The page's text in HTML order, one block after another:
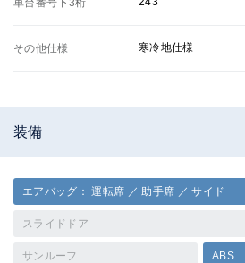
車台番号下3桁
その他仕様 寒冷地仕様
装備
エアバッグ： 運転席 ／ 助手席 ／ サイド
スライドドア
サンルーフ ABS